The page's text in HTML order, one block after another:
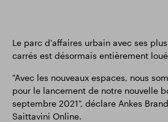
Le parc d'affaires urbain avec ses
carrés est désormais entièrement
"Avec les nouveaux espaces, nous
pour le lancement de notre nouvelle
septembre 2021", déclare Ankes
Saittavini Online.